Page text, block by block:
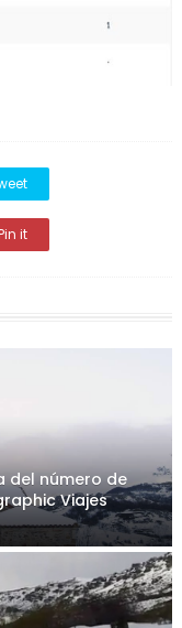
it
del número de
Viajes